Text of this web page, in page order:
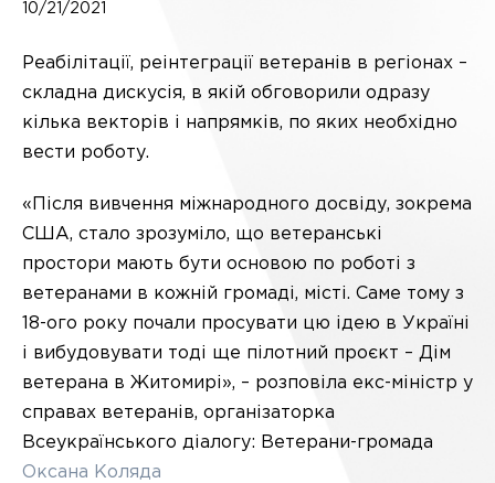
10/21/2021
Реабілітації, реінтеграції ветеранів в регіонах –
складна дискусія, в якій обговорили одразу
кілька векторів і напрямків, по яких необхідно
вести роботу.
«Після вивчення міжнародного досвіду, зокрема
США, стало зрозуміло, що ветеранські
простори мають бути основою по роботі з
ветеранами в кожній громаді, місті. Саме тому з
18-ого року почали просувати цю ідею в Україні
і вибудовувати тоді ще пілотний проєкт – Дім
ветерана в Житомирі», – розповіла екс-міністр у
справах ветеранів, організаторка
Всеукраїнського діалогу: Ветерани-громада
Оксана Коляда